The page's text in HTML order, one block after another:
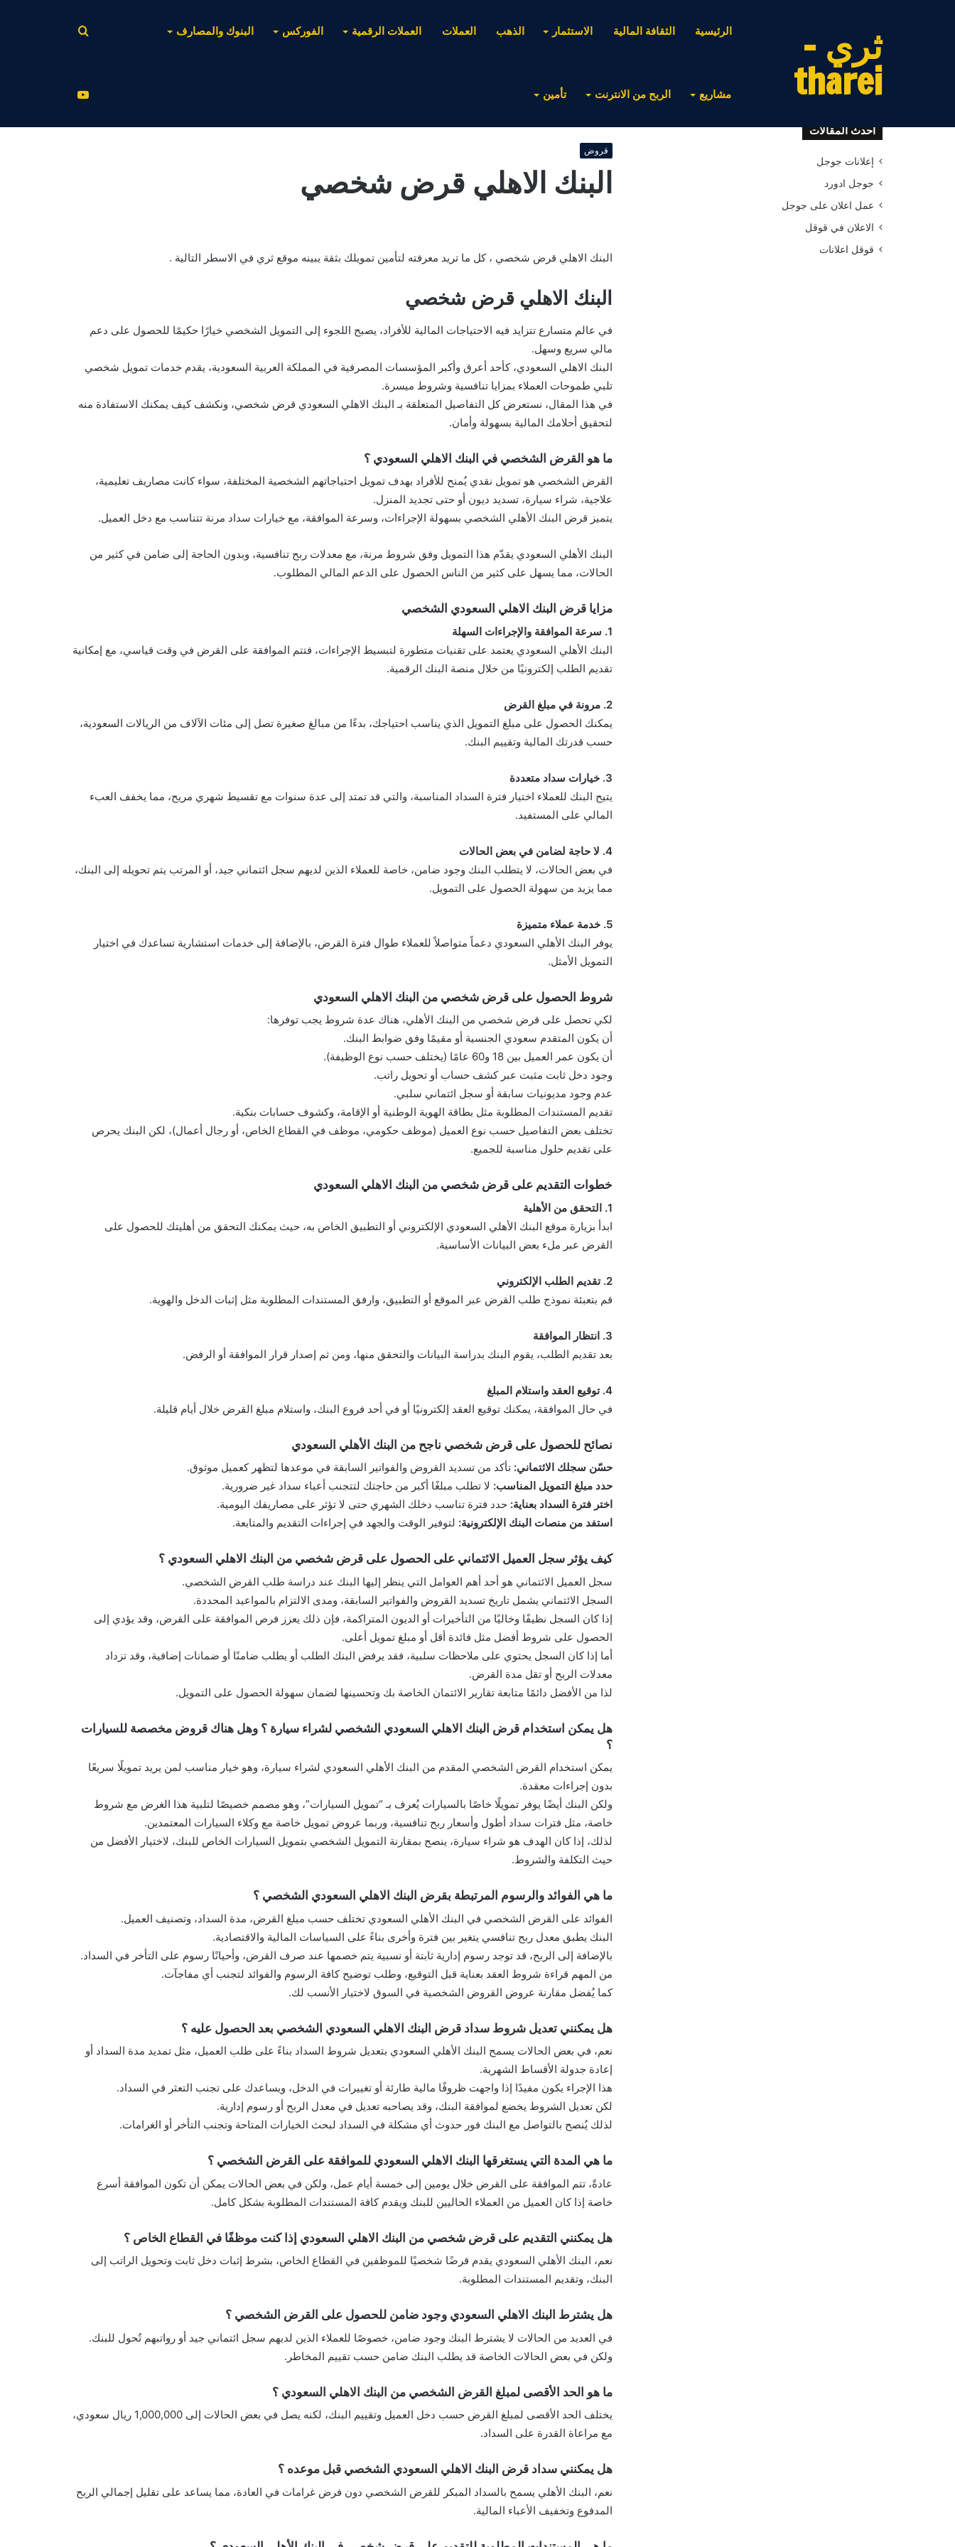
ثري -
tharei
الرئيسية الثقافة المالية الاستثمار الذهب العملات العملات الرقمية الفوركس البنوك والمصارف
مشاريع الربح من الانترنت تأمين عن
قروض
البنك الاهلي قرض شخصي
البنك الاهلي قرض شخصي ، كل ما تريد معرفته لتأمين تمويلك بثقة يبينه موقع ثري في الاسطر التالية .
البنك الاهلي قرض شخصي
في عالم متسارع تتزايد فيه الاحتياجات المالية للأفراد، يصبح اللجوء إلى التمويل الشخصي خيارًا حكيمًا للحصول على دعم
مالي سريع وسهل.
البنك الاهلي السعودي، كأحد أعرق وأكبر المؤسسات المصرفية في المملكة العربية السعودية، يقدم خدمات تمويل شخصي
تلبي طموحات العملاء بمزايا تنافسية وشروط ميسرة.
في هذا المقال، نستعرض كل التفاصيل المتعلقة بـ البنك الاهلي السعودي قرض شخصي، ونكشف كيف يمكنك الاستفادة منه
لتحقيق أحلامك المالية بسهولة وأمان.
ما هو القرض الشخصي في البنك الاهلي السعودي ؟
القرض الشخصي هو تمويل نقدي يُمنح للأفراد بهدف تمويل احتياجاتهم الشخصية المختلفة، سواء كانت مصاريف تعليمية،
علاجية، شراء سيارة، تسديد ديون أو حتى تجديد المنزل.
يتميز قرض البنك الأهلي الشخصي بسهولة الإجراءات، وسرعة الموافقة، مع خيارات سداد مرنة تتناسب مع دخل العميل.
البنك الأهلي السعودي يقدّم هذا التمويل وفق شروط مرنة، مع معدلات ربح تنافسية، وبدون الحاجة إلى ضامن في كثير من
الحالات، مما يسهل على كثير من الناس الحصول على الدعم المالي المطلوب.
مزايا قرض البنك الاهلي السعودي الشخصي
1. سرعة الموافقة والإجراءات السهلة
البنك الأهلي السعودي يعتمد على تقنيات متطورة لتبسيط الإجراءات، فتتم الموافقة على القرض في وقت قياسي، مع إمكانية
تقديم الطلب إلكترونيًا من خلال منصة البنك الرقمية.
2. مرونة في مبلغ القرض
يمكنك الحصول على مبلغ التمويل الذي يناسب احتياجك، بدءًا من مبالغ صغيرة تصل إلى مئات الآلاف من الريالات السعودية،
حسب قدرتك المالية وتقييم البنك.
3. خيارات سداد متعددة
يتيح البنك للعملاء اختيار فترة السداد المناسبة، والتي قد تمتد إلى عدة سنوات مع تقسيط شهري مريح، مما يخفف العبء
المالي على المستفيد.
4. لا حاجة لضامن في بعض الحالات
في بعض الحالات، لا يتطلب البنك وجود ضامن، خاصة للعملاء الذين لديهم سجل ائتماني جيد، أو المرتب يتم تحويله إلى البنك،
مما يزيد من سهولة الحصول على التمويل.
5. خدمة عملاء متميزة
يوفر البنك الأهلي السعودي دعماً متواصلاً للعملاء طوال فترة القرض، بالإضافة إلى خدمات استشارية تساعدك في اختيار
التمويل الأمثل.
شروط الحصول على قرض شخصي من البنك الاهلي السعودي
لكي تحصل على قرض شخصي من البنك الأهلي، هناك عدة شروط يجب توفرها:
أن يكون المتقدم سعودي الجنسية أو مقيمًا وفق ضوابط البنك.
أن يكون عمر العميل بين 18 و60 عامًا (يختلف حسب نوع الوظيفة).
وجود دخل ثابت مثبت عبر كشف حساب أو تحويل راتب.
عدم وجود مديونيات سابقة أو سجل ائتماني سلبي.
تقديم المستندات المطلوبة مثل بطاقة الهوية الوطنية أو الإقامة، وكشوف حسابات بنكية.
تختلف بعض التفاصيل حسب نوع العميل (موظف حكومي، موظف في القطاع الخاص، أو رجال أعمال)، لكن البنك يحرص
على تقديم حلول مناسبة للجميع.
خطوات التقديم على قرض شخصي من البنك الاهلي السعودي
1. التحقق من الأهلية
ابدأ بزيارة موقع البنك الأهلي السعودي الإلكتروني أو التطبيق الخاص به، حيث يمكنك التحقق من أهليتك للحصول على
القرض عبر ملء بعض البيانات الأساسية.
2. تقديم الطلب الإلكتروني
قم بتعبئة نموذج طلب القرض عبر الموقع أو التطبيق، وارفق المستندات المطلوبة مثل إثبات الدخل والهوية.
3. انتظار الموافقة
بعد تقديم الطلب، يقوم البنك بدراسة البيانات والتحقق منها، ومن ثم إصدار قرار الموافقة أو الرفض.
4. توقيع العقد واستلام المبلغ
في حال الموافقة، يمكنك توقيع العقد إلكترونيًا أو في أحد فروع البنك، واستلام مبلغ القرض خلال أيام قليلة.
نصائح للحصول على قرض شخصي ناجح من البنك الأهلي السعودي
حسّن سجلك الائتماني: تأكد من تسديد القروض والفواتير السابقة في موعدها لتظهر كعميل موثوق.
حدد مبلغ التمويل المناسب: لا تطلب مبلغًا أكبر من حاجتك لتتجنب أعباء سداد غير ضرورية.
اختر فترة السداد بعناية: حدد فترة تناسب دخلك الشهري حتى لا تؤثر على مصاريفك اليومية.
استفد من منصات البنك الإلكترونية: لتوفير الوقت والجهد في إجراءات التقديم والمتابعة.
كيف يؤثر سجل العميل الائتماني على الحصول على قرض شخصي من البنك الاهلي السعودي ؟
سجل العميل الائتماني هو أحد أهم العوامل التي ينظر إليها البنك عند دراسة طلب القرض الشخصي.
السجل الائتماني يشمل تاريخ تسديد القروض والفواتير السابقة، ومدى الالتزام بالمواعيد المحددة.
إذا كان السجل نظيفًا وخاليًا من التأخيرات أو الديون المتراكمة، فإن ذلك يعزز فرص الموافقة على القرض، وقد يؤدي إلى
الحصول على شروط أفضل مثل فائدة أقل أو مبلغ تمويل أعلى.
أما إذا كان السجل يحتوي على ملاحظات سلبية، فقد يرفض البنك الطلب أو يطلب ضامنًا أو ضمانات إضافية، وقد تزداد
معدلات الربح أو تقل مدة القرض.
لذا من الأفضل دائمًا متابعة تقارير الائتمان الخاصة بك وتحسينها لضمان سهولة الحصول على التمويل.
هل يمكن استخدام قرض البنك الاهلي السعودي الشخصي لشراء سيارة ؟ وهل هناك قروض مخصصة للسيارات
؟
يمكن استخدام القرض الشخصي المقدم من البنك الأهلي السعودي لشراء سيارة، وهو خيار مناسب لمن يريد تمويلًا سريعًا
بدون إجراءات معقدة.
ولكن البنك أيضًا يوفر تمويلًا خاصًا بالسيارات يُعرف بـ “تمويل السيارات”، وهو مصمم خصيصًا لتلبية هذا الغرض مع شروط
خاصة، مثل فترات سداد أطول وأسعار ربح تنافسية، وربما عروض تمويل خاصة مع وكلاء السيارات المعتمدين.
لذلك، إذا كان الهدف هو شراء سيارة، ينصح بمقارنة التمويل الشخصي بتمويل السيارات الخاص للبنك، لاختيار الأفضل من
حيث التكلفة والشروط.
ما هي الفوائد والرسوم المرتبطة بقرض البنك الاهلي السعودي الشخصي ؟
الفوائد على القرض الشخصي في البنك الأهلي السعودي تختلف حسب مبلغ القرض، مدة السداد، وتصنيف العميل.
البنك يطبق معدل ربح تنافسي يتغير بين فترة وأخرى بناءً على السياسات المالية والاقتصادية.
بالإضافة إلى الربح، قد توجد رسوم إدارية ثابتة أو نسبية يتم خصمها عند صرف القرض، وأحيانًا رسوم على التأخر في السداد.
من المهم قراءة شروط العقد بعناية قبل التوقيع، وطلب توضيح كافة الرسوم والفوائد لتجنب أي مفاجآت.
كما يُفضل مقارنة عروض القروض الشخصية في السوق لاختيار الأنسب لك.
هل يمكنني تعديل شروط سداد قرض البنك الاهلي السعودي الشخصي بعد الحصول عليه ؟
نعم، في بعض الحالات يسمح البنك الأهلي السعودي بتعديل شروط السداد بناءً على طلب العميل، مثل تمديد مدة السداد أو
إعادة جدولة الأقساط الشهرية.
هذا الإجراء يكون مفيدًا إذا واجهت ظروفًا مالية طارئة أو تغييرات في الدخل، ويساعدك على تجنب التعثر في السداد.
لكن تعديل الشروط يخضع لموافقة البنك، وقد يصاحبه تعديل في معدل الربح أو رسوم إدارية.
لذلك يُنصح بالتواصل مع البنك فور حدوث أي مشكلة في السداد لبحث الخيارات المتاحة وتجنب التأخر أو الغرامات.
ما هي المدة التي يستغرقها البنك الاهلي السعودي للموافقة على القرض الشخصي ؟
عادةً، تتم الموافقة على القرض خلال يومين إلى خمسة أيام عمل، ولكن في بعض الحالات يمكن أن تكون الموافقة أسرع
خاصة إذا كان العميل من العملاء الحاليين للبنك ويقدم كافة المستندات المطلوبة بشكل كامل.
هل يمكنني التقديم على قرض شخصي من البنك الاهلي السعودي إذا كنت موظفًا في القطاع الخاص ؟
نعم، البنك الأهلي السعودي يقدم قرضًا شخصيًا للموظفين في القطاع الخاص، بشرط إثبات دخل ثابت وتحويل الراتب إلى
البنك، وتقديم المستندات المطلوبة.
هل يشترط البنك الاهلي السعودي وجود ضامن للحصول على القرض الشخصي ؟
في العديد من الحالات لا يشترط البنك وجود ضامن، خصوصًا للعملاء الذين لديهم سجل ائتماني جيد أو رواتبهم تُحول للبنك.
ولكن في بعض الحالات الخاصة قد يطلب البنك ضامن حسب تقييم المخاطر.
ما هو الحد الأقصى لمبلغ القرض الشخصي من البنك الاهلي السعودي ؟
يختلف الحد الأقصى لمبلغ القرض حسب دخل العميل وتقييم البنك، لكنه يصل في بعض الحالات إلى 1,000,000 ريال سعودي،
مع مراعاة القدرة على السداد.
هل يمكنني سداد قرض البنك الاهلي السعودي الشخصي قبل موعده ؟
نعم، البنك الأهلي يسمح بالسداد المبكر للقرض الشخصي دون فرض غرامات في العادة، مما يساعد على تقليل إجمالي الربح
المدفوع وتخفيف الأعباء المالية.
أحدث المقالات
إعلانات جوجل
جوجل ادورد
عمل اعلان على جوجل
الاعلان في قوقل
قوقل اعلانات